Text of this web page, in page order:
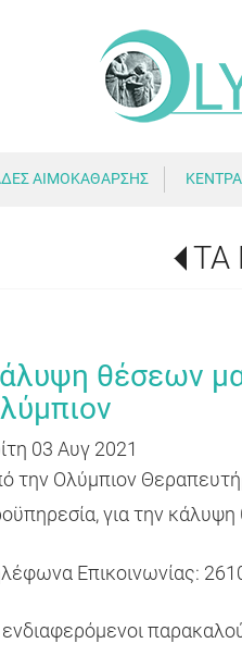
ΑΙΜΟΚΑΘΑΡΣΗΣ
ΤΑ
θέσεων
03 Αυγ 2021
την Ολύμπιον
για την κάλυψη
Επικοινωνίας:
ενδιαφερόμενοι